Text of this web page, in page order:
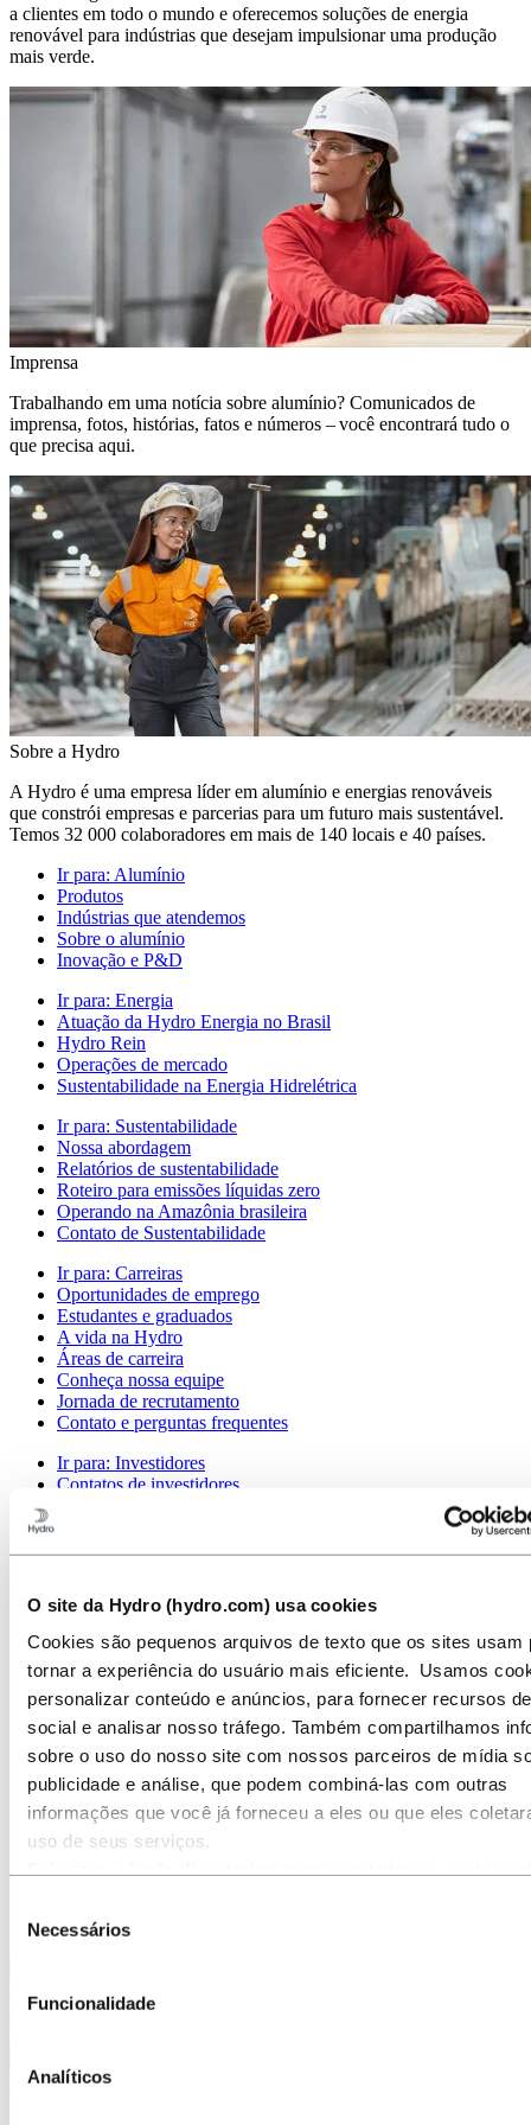
O site da Hydro (hydro.com) usa cookies
Cookies são pequenos arquivos de texto que os sites usam
tornar a experiência do usuário mais eficiente. Usamos
personalizar conteúdo e anúncios, para fornecer recursos
social e analisar nosso tráfego. Também compartilhamos
sobre o uso do nosso site com nossos parceiros de mídia
publicidade e análise, que podem combiná-las com outras
informações que você já forneceu a eles ou que eles
uso de seus serviços.
cookies selecionados. Selecione o botão ‘Permitir todos’
Mas, lembre-se que ao fazer isso, é possível que alguns
Necessários
Funcionalidade
Analíticos
a clientes em todo o mundo e oferecemos soluções de energia
renovável para indústrias que desejam impulsionar uma produção
mais verde.
Imprensa
Trabalhando em uma notícia sobre alumínio? Comunicados de
imprensa, fotos, histórias, fatos e números – você encontrará tudo o
que precisa aqui.
Sobre a Hydro
A Hydro é uma empresa líder em alumínio e energias renováveis
que constrói empresas e parcerias para um futuro mais sustentável.
Temos 32 000 colaboradores em mais de 140 locais e 40 países.
Ir para: Alumínio
Produtos
Indústrias que atendemos
Sobre o alumínio
Inovação e P&D
Ir para: Energia
Atuação da Hydro Energia no Brasil
Hydro Rein
Operações de mercado
Sustentabilidade na Energia Hidrelétrica
Ir para: Sustentabilidade
Nossa abordagem
Relatórios de sustentabilidade
Roteiro para emissões líquidas zero
Operando na Amazônia brasileira
Contato de Sustentabilidade
Ir para: Carreiras
Oportunidades de emprego
Estudantes e graduados
A vida na Hydro
Áreas de carreira
Conheça nossa equipe
Jornada de recrutamento
Contato e perguntas frequentes
Ir para: Investidores
Contatos de investidores
Temas em destaque
Galeria de mídia
Ir para:Sobre a Hydro
Sobre a Hydro
Nosso propósito e valores
Nossa Estratégia
Localizações da Hydro no Brasil
Nossa história
Gerenciamento e Organização
Stories By Hydro